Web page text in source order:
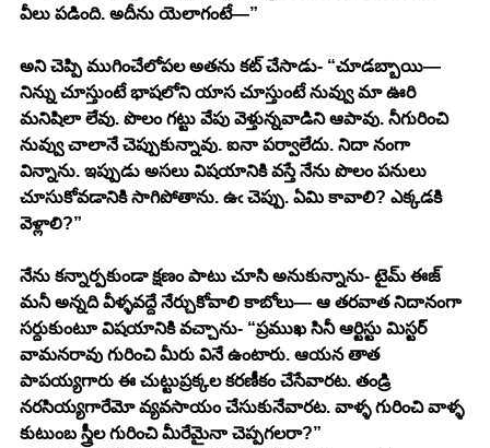
వీలు పడింది. అదీను యెలాగంటే—”
అని చెప్పి ముగించేలోపల అతను కట్ చేసాడు- “చూడబ్బాయి—
నిన్ను చూస్తుంటే భాషలోని యాస చూస్తుంటే నువ్వు మా ఊరి
మనిషిలా లేవు. పొలం గట్టు వేపు వెళ్తున్నవాడిని ఆపావు. నీగురించి
నువ్వు చాలానే చెప్పుకున్నావు. ఐనా పర్వాలేదు. నిదా నంగా
విన్నాను. ఇప్పుడు అసలు విషయానికి వస్తే నేను పొలం పనులు
చూసుకోవడానికి సాగిపోతాను. ఉఁ చెప్పు. ఏమి కావాలి? ఎక్కడకి
వెళ్లాలి?”
నేను కన్నార్పకుండా క్షణం పాటు చూసి అనుకున్నాను- టైమ్ ఈజ్
మనీ అన్నది వీళ్ళవద్దే నేర్చుకోవాలి కాబోలు— ఆ తరవాత నిదానంగా
సర్దుకుంటూ విషయానికి వచ్చాను- “ప్రముఖ సినీ ఆర్టిస్టు మిస్టర్
వామనరావు గురించి మీరు వినే ఉంటారు. ఆయన తాత
పాపయ్యగారు ఈ చుట్టుప్రక్కల కరణీకం చేసేవారట. తండ్రి
నరసియ్యగారేమో వ్యవసాయం చేసుకునేవారట. వాళ్ళ గురించి వాళ్ళ
కుటుంబ స్త్రీల గురించి మీరేమైనా చెప్పగలరా?”